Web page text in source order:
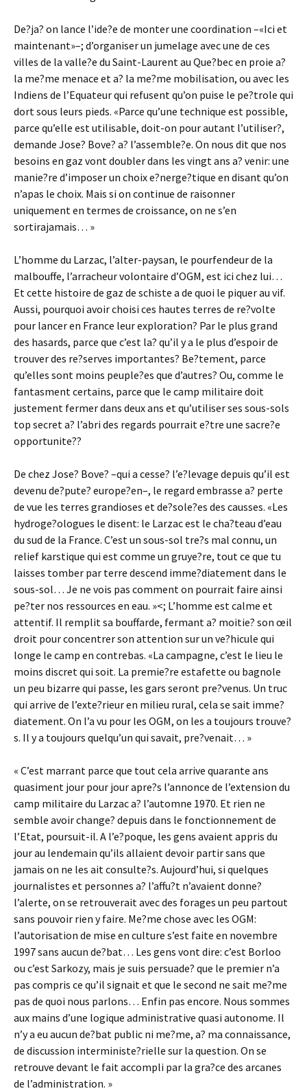
De?ja? on lance l’ide?e de monter une coordination –«Ici et
maintenant»–; d’organiser un jumelage avec une de ces
villes de la valle?e du Saint-Laurent au Que?bec en proie a?
la me?me menace et a? la me?me mobilisation, ou avec les
Indiens de l’Equateur qui refusent qu’on puise le pe?trole qui
dort sous leurs pieds. «Parce qu’une technique est possible,
parce qu’elle est utilisable, doit-on pour autant l’utiliser?,
demande Jose? Bove? a? l’assemble?e. On nous dit que nos
besoins en gaz vont doubler dans les vingt ans a? venir: une
manie?re d’imposer un choix e?nerge?tique en disant qu’on
n’apas le choix. Mais si on continue de raisonner
uniquement en termes de croissance, on ne s’en
sortirajamais… »
L’homme du Larzac, l’alter-paysan, le pourfendeur de la
malbouffe, l’arracheur volontaire d’OGM, est ici chez lui…
Et cette histoire de gaz de schiste a de quoi le piquer au vif.
Aussi, pourquoi avoir choisi ces hautes terres de re?volte
pour lancer en France leur exploration? Par le plus grand
des hasards, parce que c’est la? qu’il y a le plus d’espoir de
trouver des re?serves importantes? Be?tement, parce
qu’elles sont moins peuple?es que d’autres? Ou, comme le
fantasment certains, parce que le camp militaire doit
justement fermer dans deux ans et qu’utiliser ses sous-sols
top secret a? l’abri des regards pourrait e?tre une sacre?e
opportunite??
De chez Jose? Bove? –qui a cesse? l’e?levage depuis qu’il est
devenu de?pute? europe?en–, le regard embrasse a? perte
de vue les terres grandioses et de?sole?es des causses. «Les
hydroge?ologues le disent: le Larzac est le cha?teau d’eau
du sud de la France. C’est un sous-sol tre?s mal connu, un
relief karstique qui est comme un gruye?re, tout ce que tu
laisses tomber par terre descend imme?diatement dans le
sous-sol… Je ne vois pas comment on pourrait faire ainsi
pe?ter nos ressources en eau. »<; L’homme est calme et
attentif. Il remplit sa bouffarde, fermant a? moitie? son œil
droit pour concentrer son attention sur un ve?hicule qui
longe le camp en contrebas. «La campagne, c’est le lieu le
moins discret qui soit. La premie?re estafette ou bagnole
un peu bizarre qui passe, les gars seront pre?venus. Un truc
qui arrive de l’exte?rieur en milieu rural, cela se sait imme?
diatement. On l’a vu pour les OGM, on les a toujours trouve?
s. Il y a toujours quelqu’un qui savait, pre?venait… »
« C’est marrant parce que tout cela arrive quarante ans
quasiment jour pour jour apre?s l’annonce de l’extension du
camp militaire du Larzac a? l’automne 1970. Et rien ne
semble avoir change? depuis dans le fonctionnement de
l’Etat, poursuit-il. A l’e?poque, les gens avaient appris du
jour au lendemain qu’ils allaient devoir partir sans que
jamais on ne les ait consulte?s. Aujourd’hui, si quelques
journalistes et personnes a? l’affu?t n’avaient donne?
l’alerte, on se retrouverait avec des forages un peu partout
sans pouvoir rien y faire. Me?me chose avec les OGM:
l’autorisation de mise en culture s’est faite en novembre
1997 sans aucun de?bat… Les gens vont dire: c’est Borloo
ou c’est Sarkozy, mais je suis persuade? que le premier n’a
pas compris ce qu’il signait et que le second ne sait me?me
pas de quoi nous parlons… Enfin pas encore. Nous sommes
aux mains d’une logique administrative quasi autonome. Il
n’y a eu aucun de?bat public ni me?me, a? ma connaissance,
de discussion interministe?rielle sur la question. On se
retrouve devant le fait accompli par la gra?ce des arcanes
de l’administration. »